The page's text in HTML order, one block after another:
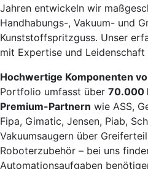
Jahren entwickeln wir
Handhabungs-, Vakuum- und
Kunststoffspritzguss. Unser
mit Expertise und Leidenschaft
Hochwertige Komponenten
Portfolio umfasst über 70.000
Premium-Partnern wie ASS,
Fipa, Gimatic, Jensen, Piab,
Vakuumsaugern über
Roboterzubehör – bei uns
Automationsaufgaben